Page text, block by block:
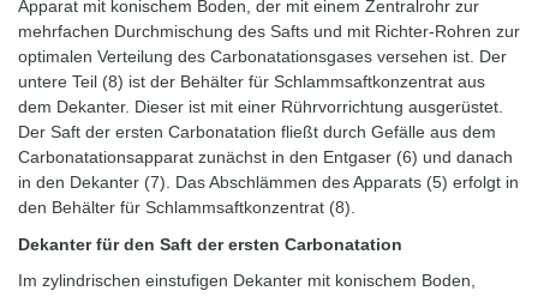
Apparat mit konischem Boden, der mit einem Zentralrohr zur
mehrfachen Durchmischung des Safts und mit Richter-Rohren zur
optimalen Verteilung des Carbonatationsgases versehen ist. Der
untere Teil (8) ist der Behälter für Schlammsaftkonzentrat aus
dem Dekanter. Dieser ist mit einer Rührvorrichtung ausgerüstet.
Der Saft der ersten Carbonatation fließt durch Gefälle aus dem
Carbonatationsapparat zunächst in den Entgaser (6) und danach
in den Dekanter (7). Das Abschlämmen des Apparats (5) erfolgt in
den Behälter für Schlammsaftkonzentrat (8).
Dekanter für den Saft der ersten Carbonatation
Im zylindrischen einstufigen Dekanter mit konischem Boden,